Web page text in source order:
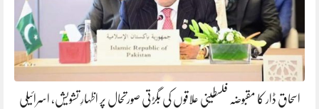
اسحاق ڈار کا مقبوضہ فلسطینی علاقوں کی بگڑتی صورتحال پر اظہارِ تشویش، اسرائیلی